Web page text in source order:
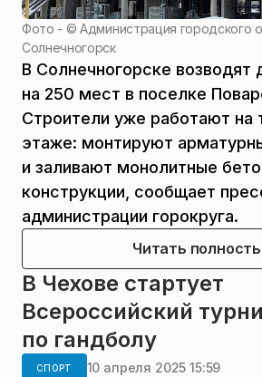
Фото - ©Администрация городского
Солнечногорск
В Солнечногорске возводят
на 250 мест в поселке
Строители уже работают на
этаже: монтируют
и заливают монолитные
конструкции, сообщает
администрации горокруга.
Читать
В Чехове стартует
Всероссийский
по гандболу
СПОРТ 10 апреля 2025 15:59